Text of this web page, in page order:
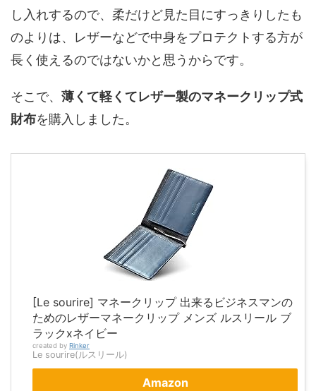
し入れするので、柔だけど見た目にすっきりしたも
のよりは、レザーなどで中身をプロテクトする方が
長く使えるのではないかと思うからです。
そこで、 薄くて軽くてレザー製のマネークリップ式
財布を購入しました。
[Le sourire] マネークリップ 出来るビジネスマンの
ためのレザーマネークリップ メンズ ルスリール ブ
ラックxネイビー
created by Rinker
Le sourire(ルスリール)
Amazon